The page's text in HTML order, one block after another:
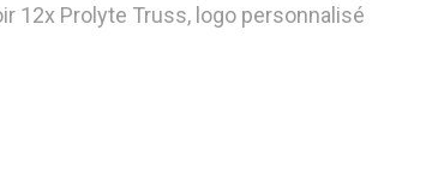
12x Prolyte Truss, logo personnalisé